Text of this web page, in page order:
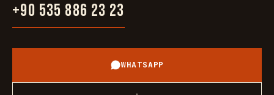
+90 535 886 23 23
WHATSAPP